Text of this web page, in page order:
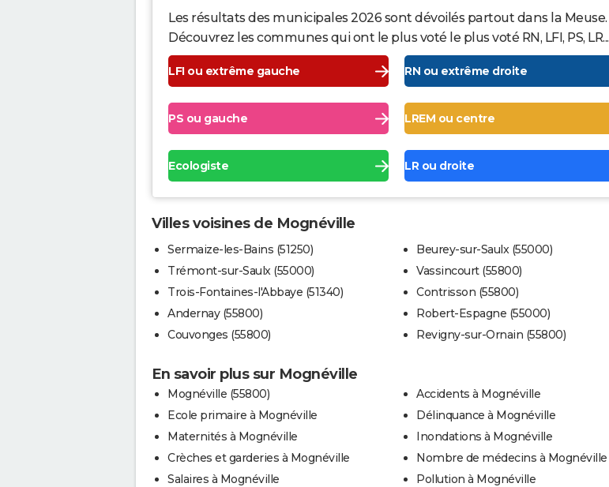
Les résultats des municipales 2026 sont dévoilés partout dans la Meuse.
Découvrez les communes qui ont le plus voté le plus voté RN, LFI, PS, LR...
LFI ou extrême gauche RN ou extrême droite
PS ou gauche LREM ou centre
Ecologiste LR ou droite
Villes voisines de Mognéville
Sermaize-les-Bains (51250)
Trémont-sur-Saulx (55000)
Trois-Fontaines-l'Abbaye (51340)
Andernay (55800)
Couvonges (55800)
Beurey-sur-Saulx (55000)
Vassincourt (55800)
Contrisson (55800)
Robert-Espagne (55000)
Revigny-sur-Ornain (55800)
En savoir plus sur Mognéville
Mognéville (55800)
Ecole primaire à Mognéville
Maternités à Mognéville
Crèches et garderies à Mognéville
Salaires à Mognéville
Accidents à Mognéville
Délinquance à Mognéville
Inondations à Mognéville
Nombre de médecins à Mognéville
Pollution à Mognéville